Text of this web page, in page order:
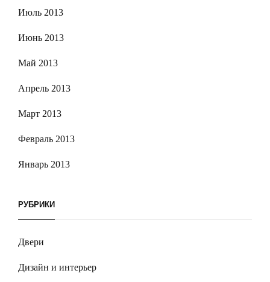
Июль 2013
Июнь 2013
Май 2013
Апрель 2013
Март 2013
Февраль 2013
Январь 2013
РУБРИКИ
Двери
Дизайн и интерьер